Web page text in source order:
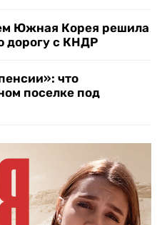
Южная Корея решила
дорогу с КНДР
что
поселке под